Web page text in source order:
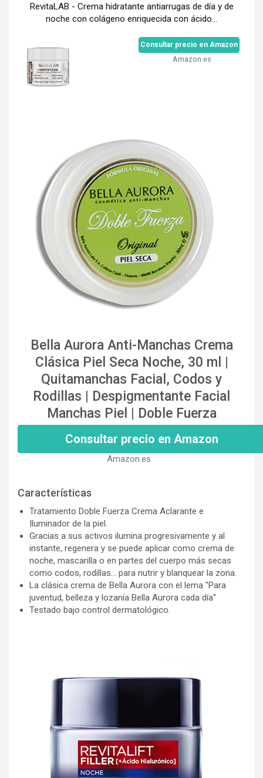
RevitaLAB - Crema hidratante antiarrugas de día y de
noche con colágeno enriquecida con ácido...
Consultar precio en Amazon
Amazon.es
Bella Aurora Anti-Manchas Crema
Clásica Piel Seca Noche, 30 ml |
Quitamanchas Facial, Codos y
Rodillas | Despigmentante Facial
Manchas Piel | Doble Fuerza
Consultar precio en Amazon
Amazon.es
Características
Tratamiento Doble Fuerza Crema Aclarante e
Iluminador de la piel.
Gracias a sus activos ilumina progresivamente y al
instante, regenera y se puede aplicar como crema de
noche, mascarilla o en partes del cuerpo más secas
como codos, rodillas… para nutrir y blanquear la zona.
La clásica crema de Bella Aurora con el lema "Para
juventud, belleza y lozanía Bella Aurora cada día"
Testado bajo control dermatológico.